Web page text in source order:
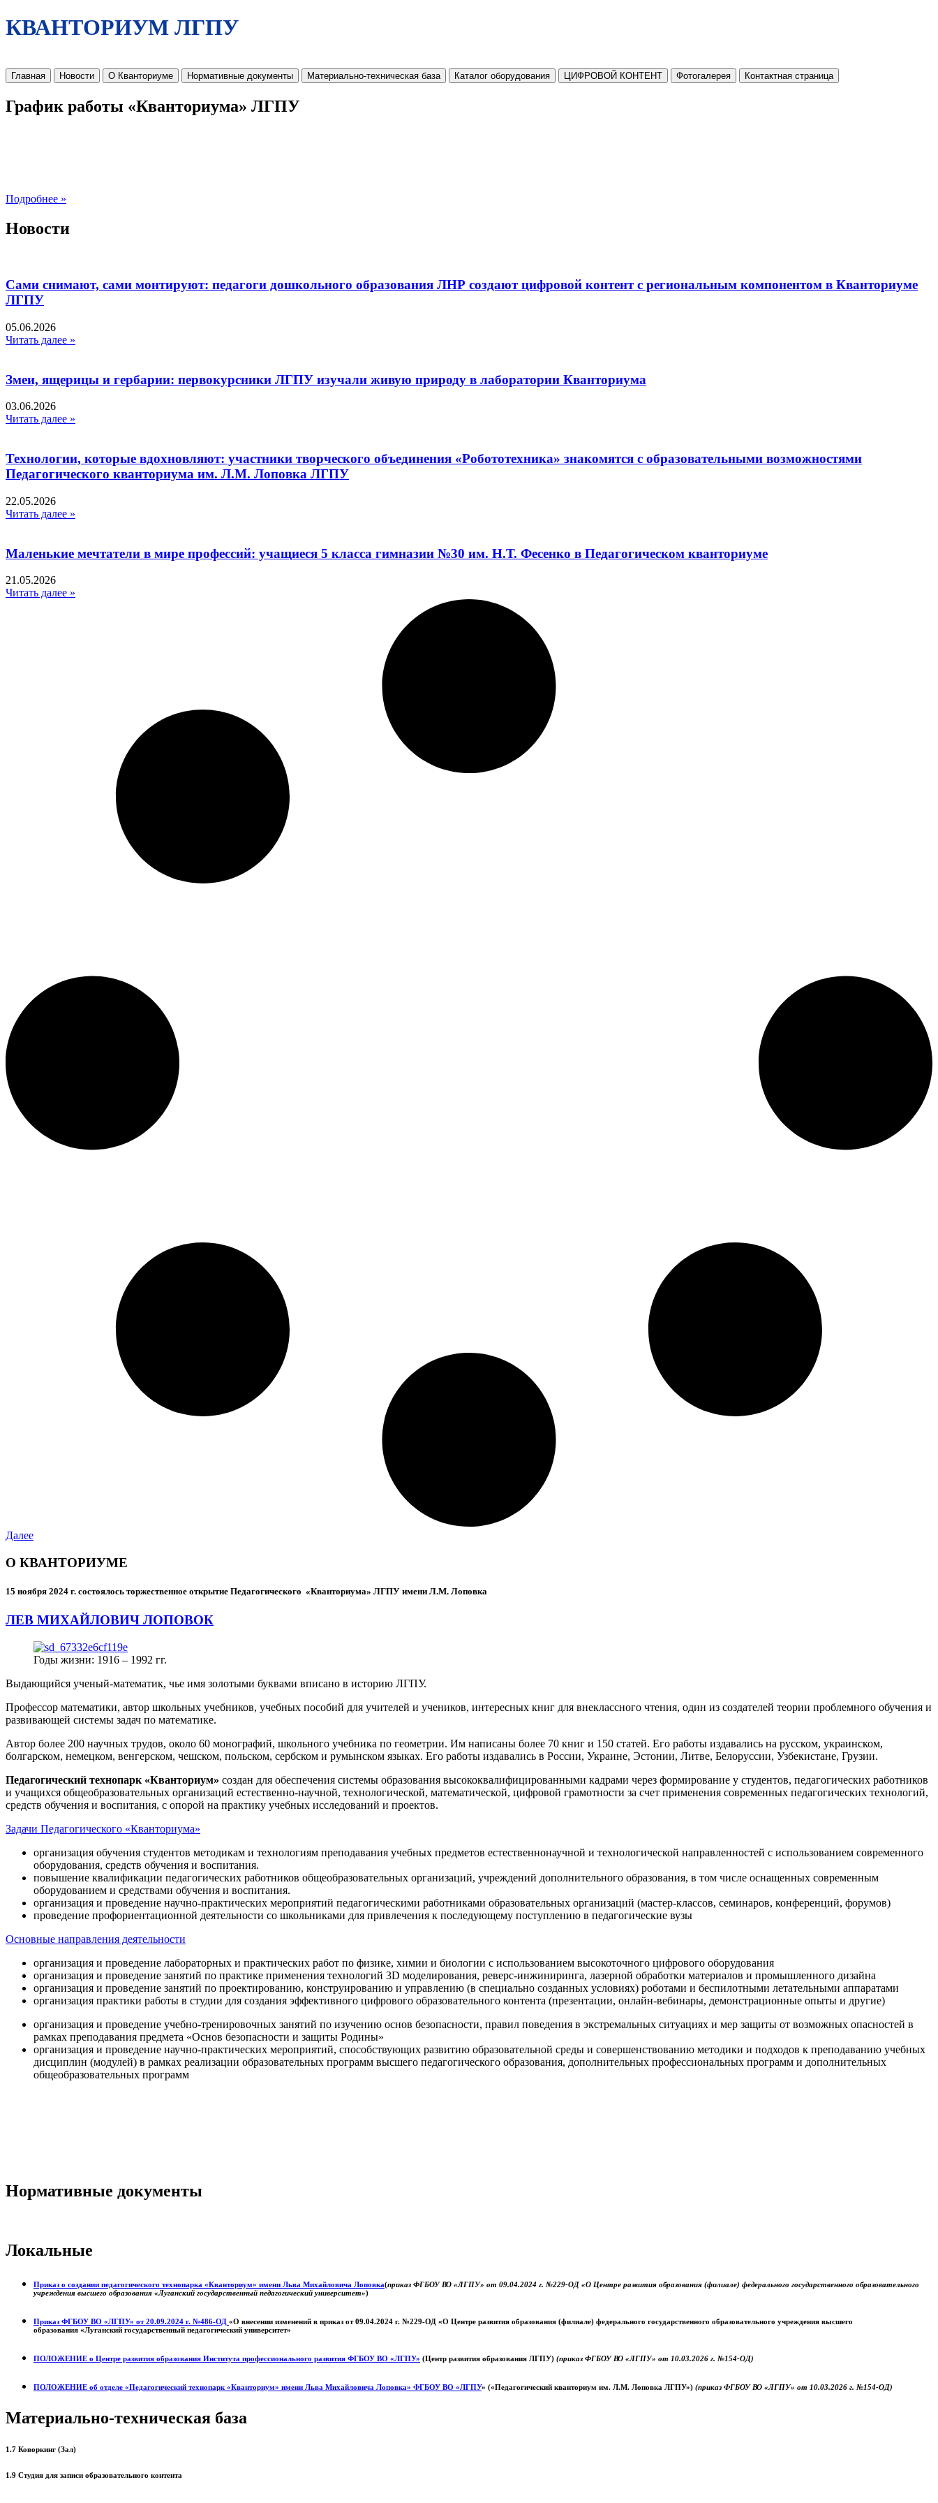
КВАНТОРИУМ ЛГПУ
Главная Новости О Кванториуме Нормативные документы Материально-техническая база Каталог оборудования ЦИФРОВОЙ КОНТЕНТ Фотогалерея Контактная страница
График работы «Кванториума» ЛГПУ
Подробнее »
Новости
Сами снимают, сами монтируют: педагоги дошкольного образования ЛНР создают цифровой контент с региональным компонентом в Кванториуме
ЛГПУ​
05.06.2026
Читать далее »
Змеи, ящерицы и гербарии: первокурсники ЛГПУ изучали живую природу в лаборатории Кванториума
03.06.2026
Читать далее »
Технологии, которые вдохновляют: участники творческого объединения «Робототехника» знакомятся с образовательными возможностями
Педагогического кванториума им. Л.М. Лоповка ЛГПУ
22.05.2026
Читать далее »
Маленькие мечтатели в мире профессий: учащиеся 5 класса гимназии №30 им. Н.Т. Фесенко в Педагогическом кванториуме
21.05.2026
Читать далее »
Далее
О КВАНТОРИУМЕ
15 ноября 2024 г. состоялось торжественное открытие Педагогического «Кванториума» ЛГПУ имени Л.М. Лоповка
ЛЕВ МИХАЙЛОВИЧ ЛОПОВОК
Годы жизни: 1916 – 1992 гг.
Выдающийся ученый-математик, чье имя золотыми буквами вписано в историю ЛГПУ.
Профессор математики, автор школьных учебников, учебных пособий для учителей и учеников, интересных книг для внеклассного чтения, один из создателей теории проблемного обучения и
развивающей системы задач по математике.
Автор более 200 научных трудов, около 60 монографий, школьного учебника по геометрии. Им написаны более 70 книг и 150 статей. Его работы издавались на русском, украинском,
болгарском, немецком, венгерском, чешском, польском, сербском и румынском языках. Его работы издавались в России, Украине, Эстонии, Литве, Белоруссии, Узбекистане, Грузии.
Педагогический технопарк «Кванториум» создан для обеспечения системы образования высококвалифицированными кадрами через формирование у студентов, педагогических работников
и учащихся общеобразовательных организаций естественно-научной, технологической, математической, цифровой грамотности за счет применения современных педагогических технологий,
средств обучения и воспитания, с опорой на практику учебных исследований и проектов.
Задачи Педагогического «Кванториума»
организация обучения студентов методикам и технологиям преподавания учебных предметов естественнонаучной и технологической направленностей с использованием современного
оборудования, средств обучения и воспитания.
повышение квалификации педагогических работников общеобразовательных организаций, учреждений дополнительного образования, в том числе оснащенных современным
оборудованием и средствами обучения и воспитания.
организация и проведение научно-практических мероприятий педагогическими работниками образовательных организаций (мастер-классов, семинаров, конференций, форумов)
проведение профориентационной деятельности со школьниками для привлечения к последующему поступлению в педагогические вузы
Основные направления деятельности
организация и проведение лабораторных и практических работ по физике, химии и биологии с использованием высокоточного цифрового оборудования
организация и проведение занятий по практике применения технологий 3D моделирования, реверс-инжиниринга, лазерной обработки материалов и промышленного дизайна
организация и проведение занятий по проектированию, конструированию и управлению (в специально созданных условиях) роботами и беспилотными летательными аппаратами
организация практики работы в студии для создания эффективного цифрового образовательного контента (презентации, онлайн-вебинары, демонстрационные опыты и другие)
организация и проведение учебно-тренировочных занятий по изучению основ безопасности, правил поведения в экстремальных ситуациях и мер защиты от возможных опасностей в
рамках преподавания предмета «Основ безопасности и защиты Родины»
организация и проведение научно-практических мероприятий, способствующих развитию образовательной среды и совершенствованию методики и подходов к преподаванию учебных
дисциплин (модулей) в рамках реализации образовательных программ высшего педагогического образования, дополнительных профессиональных программ и дополнительных
общеобразовательных программ
Нормативные документы
Локальные
Приказ о создании педагогического технопарка «Кванториум» имени Льва Михайловича Лоповка(приказ ФГБОУ ВО «ЛГПУ» от 09.04.2024 г. №229-ОД «О Центре развития образования (филиале) федерального государственного образовательного
учреждения высшего образования «Луганский государственный педагогический университет»)
Приказ ФГБОУ ВО «ЛГПУ» от 20.09.2024 г. №486-ОД «О внесении изменений в приказ от 09.04.2024 г. №229-ОД «О Центре развития образования (филиале) федерального государственного образовательного учреждения высшего
образования «Луганский государственный педагогический университет»
ПОЛОЖЕНИЕ о Центре развития образования Института профессионального развития ФГБОУ ВО «ЛГПУ» (Центр развития образования ЛГПУ) (приказ ФГБОУ ВО «ЛГПУ» от 10.03.2026 г. №154-ОД)
ПОЛОЖЕНИЕ об отделе «Педагогический технопарк «Кванториум» имени Льва Михайловича Лоповка» ФГБОУ ВО «ЛГПУ» («Педагогический кванториум им. Л.М. Лоповка ЛГПУ») (приказ ФГБОУ ВО «ЛГПУ» от 10.03.2026 г. №154-ОД)
Материально-техническая база
1.7 Коворкинг (Зал)
1.9 Студия для записи образовательного контента